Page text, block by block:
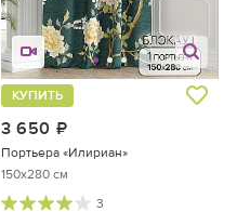
3 650
КУПИТЬ
Портьера «Илириан»
150x280 см
3